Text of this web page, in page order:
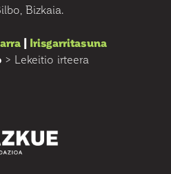
Bizkaia.
| Irisgarritasuna
> Lekeitio irteera